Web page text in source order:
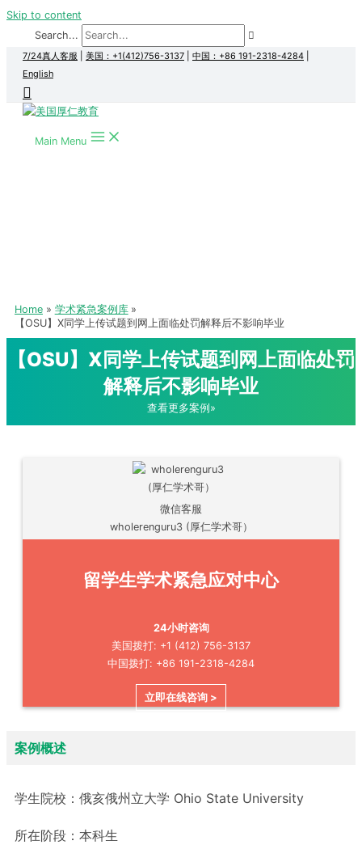
Skip to content
Search...
7/24真人客服 美国：+1(412)756-3137 中国：+86 191-2318-4284
English
Main Menu
Home
学术紧急案例库
【OSU】X同学上传试题到网上面临处罚解释后不影响毕业
【OSU】X同学上传试题到网上面临处罚
解释后不影响毕业
查看更多案例»
微信客服
wholerenguru3 (厚仁学术哥）
留学生学术紧急应对中心
24小时咨询
美国拨打: +1 (412) 756-3137
中国拨打: +86 191-2318-4284
立即在线咨询 >
案例概述
学生院校： 俄亥俄州立大学 Ohio State University
所在阶段： 本科生